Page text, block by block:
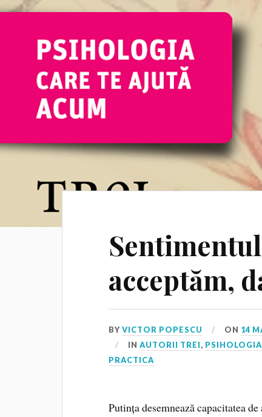
acceptăm,
BYVICTOR POPESCU ON 14
INAUTORII TREI,
PRACTICA
Putința desemnează capacitatea